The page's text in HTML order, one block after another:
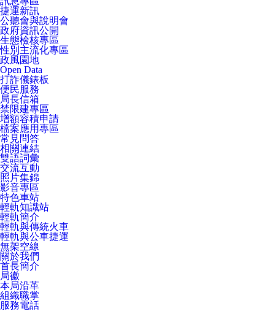
捷運新訊
公聽會與說明會
政府資訊公開
生態檢核專區
性別主流化專區
政風園地
Open Data
打詐儀錶板
便民服務
局長信箱
禁限建專區
增額容積申請
檔案應用專區
常見問答
相關連結
雙語詞彙
交流互動
照片集錦
影音專區
特色車站
輕軌知識站
輕軌簡介
輕軌與傳統火車
輕軌與公車捷運
無架空線
關於我們
首長簡介
局徽
本局沿革
組織職掌
服務電話